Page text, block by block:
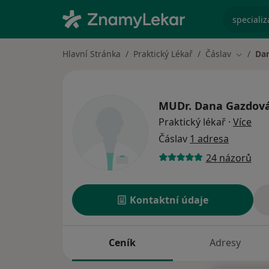
Hlavní Stránka Praktický Lékař Čáslav Změna
MUDr. Dana
Praktický lékař · Více
Čáslav 1 adresa
24 názorů
Kontaktní údaje
Ceník Adresy